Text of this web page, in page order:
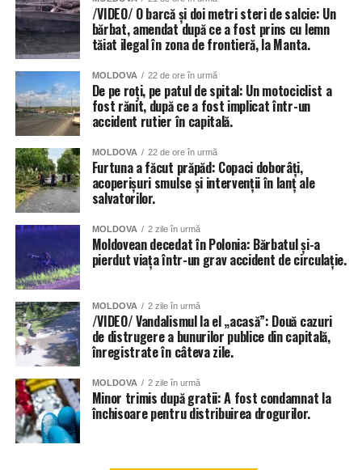
/VIDEO/ O barcă și doi metri steri de salcie: Un
bărbat, amendat după ce a fost prins cu lemn
tăiat ilegal în zona de frontieră, la Manta.
MOLDOVA 22 de ore în urmă
De pe roți, pe patul de spital: Un motociclist a
fost rănit, după ce a fost implicat într-un
accident rutier în capitală.
MOLDOVA 22 de ore în urmă
Furtuna a făcut prăpăd: Copaci doborâți,
acoperișuri smulse și intervenții în lanț ale
salvatorilor.
MOLDOVA 2 zile în urmă
Moldovean decedat în Polonia: Bărbatul și-a
pierdut viața într-un grav accident de circulație.
MOLDOVA 2 zile în urmă
/VIDEO/ Vandalismul la el „acasă”: Două cazuri
de distrugere a bunurilor publice din capitală,
înregistrate în câteva zile.
MOLDOVA 2 zile în urmă
Minor trimis după gratii: A fost condamnat la
închisoare pentru distribuirea drogurilor.